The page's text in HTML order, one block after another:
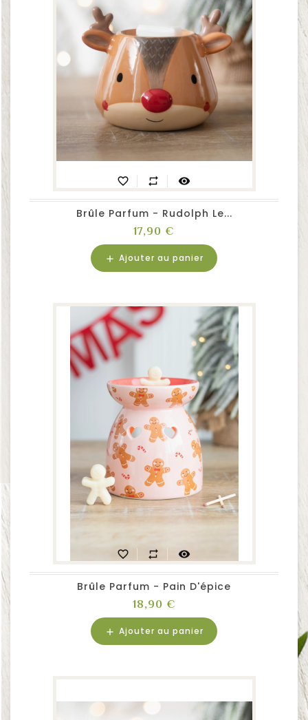
favorite_border repeat visibility
Brûle Parfum - Rudolph Le...
Prix
17,90 €
add Ajouter au panier
favorite_border repeat visibility
Brûle Parfum - Pain D'épice
Prix
18,90 €
add Ajouter au panier